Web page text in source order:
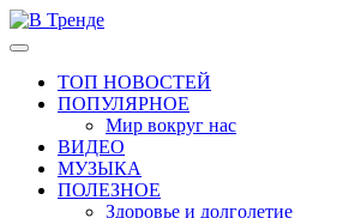
Перейти
к
Основное
ТОП НОВОСТЕЙ
ПОПУЛЯРНОЕ
Мир вокруг нас
ВИДЕО
МУЗЫКА
ПОЛЕЗНОЕ
Здоровье и долголетие